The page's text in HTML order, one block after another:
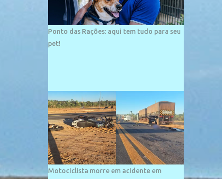
maior empreendimento fixado nessa área é
o SESC Praia, inaugurado em 12 de julho de
1996. Com arquitetura moderna,...
Ponto das Rações: aqui tem tudo para seu
pet!
Motociclista morre em acidente em